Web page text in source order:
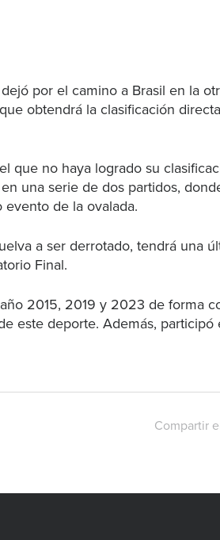
por el camino a Brasil en la
obtendrá la clasificación
que no haya logrado su
una serie de dos partidos,
de la ovalada.
a ser derrotado, tendrá una
Final.
2015, 2019 y 2023 de forma
este deporte. Además, participó
Compartir